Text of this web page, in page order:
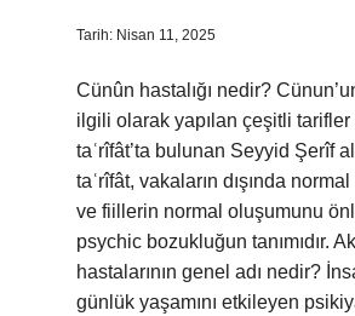
Tarih: Nisan 11, 2025
Cünûn hastalığı nedir?
ilgili olarak yapılan çeşitli tarifler
taʿrîfât’ta bulunan Seyyid Şerîf
taʿrîfât, vakaların dışında
ve fiillerin normal oluşumunu
psychic bozukluğun tanımıdır.
hastalarının genel adı nedir?
günlük yaşamını etkileyen